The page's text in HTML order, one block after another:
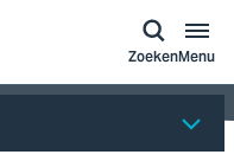
ZoekenMenu